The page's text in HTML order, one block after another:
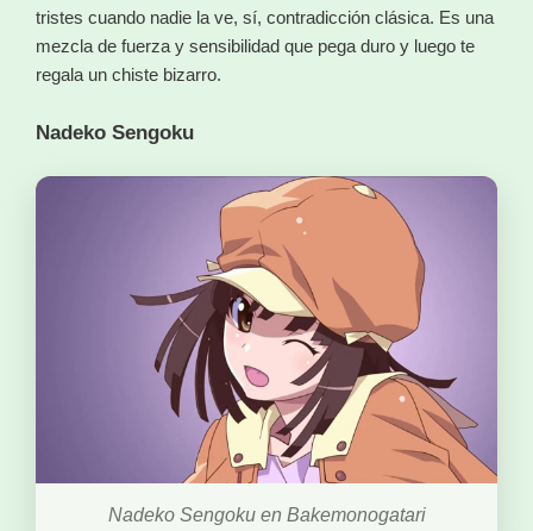
tristes cuando nadie la ve, sí, contradicción clásica. Es una
mezcla de fuerza y sensibilidad que pega duro y luego te
regala un chiste bizarro.
Nadeko Sengoku
Nadeko Sengoku en Bakemonogatari